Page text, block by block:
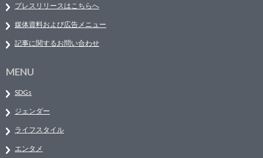
プレスリリースはこちらへ
媒体資料および広告メニュー
記事に関するお問い合わせ
MENU
SDGs
ジェンダー
ライフスタイル
エンタメ